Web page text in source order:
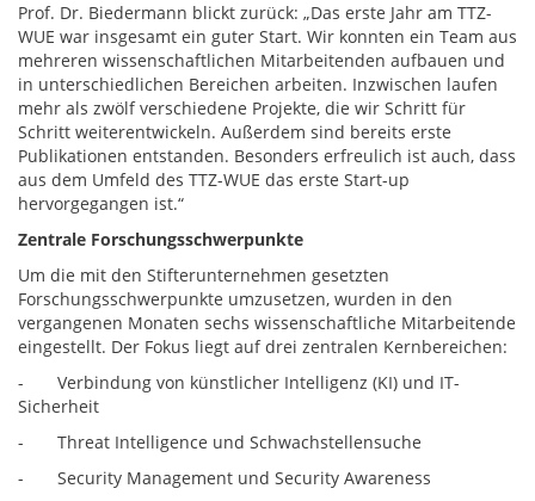
Prof. Dr. Biedermann blickt zurück: „Das erste Jahr am TTZ-
WUE war insgesamt ein guter Start. Wir konnten ein Team aus
mehreren wissenschaftlichen Mitarbeitenden aufbauen und
in unterschiedlichen Bereichen arbeiten. Inzwischen laufen
mehr als zwölf verschiedene Projekte, die wir Schritt für
Schritt weiterentwickeln. Außerdem sind bereits erste
Publikationen entstanden. Besonders erfreulich ist auch, dass
aus dem Umfeld des TTZ-WUE das erste Start-up
hervorgegangen ist.“
Zentrale Forschungsschwerpunkte
Um die mit den Stifterunternehmen gesetzten
Forschungsschwerpunkte umzusetzen, wurden in den
vergangenen Monaten sechs wissenschaftliche Mitarbeitende
eingestellt. Der Fokus liegt auf drei zentralen Kernbereichen:
- Verbindung von künstlicher Intelligenz (KI) und IT-
Sicherheit
- Threat Intelligence und Schwachstellensuche
- Security Management und Security Awareness